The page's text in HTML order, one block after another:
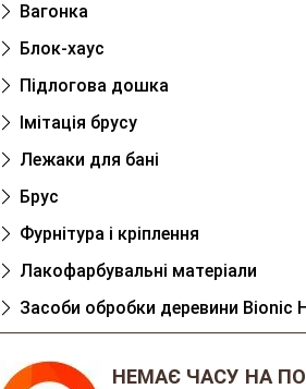
Вагонка
Блок-хаус
Підлогова дошка
Імітація брусу
Лежаки для банi
Брус
Фурнітура і кріплення
Лакофарбувальні матеріали
Засоби обробки деревини Bionic
НЕМАЄ ЧАСУ НА